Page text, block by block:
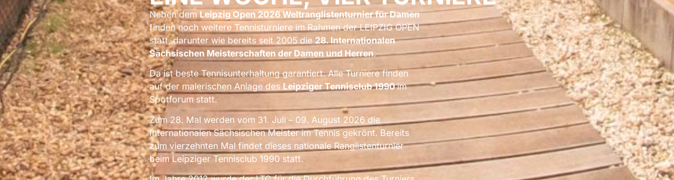
Neben demLeipzig Open 2026 Weltranglistenturnier für Damen
finden noch weitere Tennisturniere im Rahmen der LEIPZIG OPEN
statt, darunter wie bereits seit 2005 die 28. Internationalen
Sächsischen Meisterschaften der Damen und Herren.
Da ist beste Tennisunterhaltung garantiert. Alle Turniere finden
auf der malerischen Anlage des Leipziger Tennisclub 1990im
Spotforum statt.
Zum 28. Mal werden vom 31. Juli – 09. August 2026 die
Internationalen Sächsischen Meister im Tennis gekrönt. Bereits
zum vierzehnten Mal findet dieses nationale Ranglistenturnier
beim Leipziger Tennisclub 1990 statt.